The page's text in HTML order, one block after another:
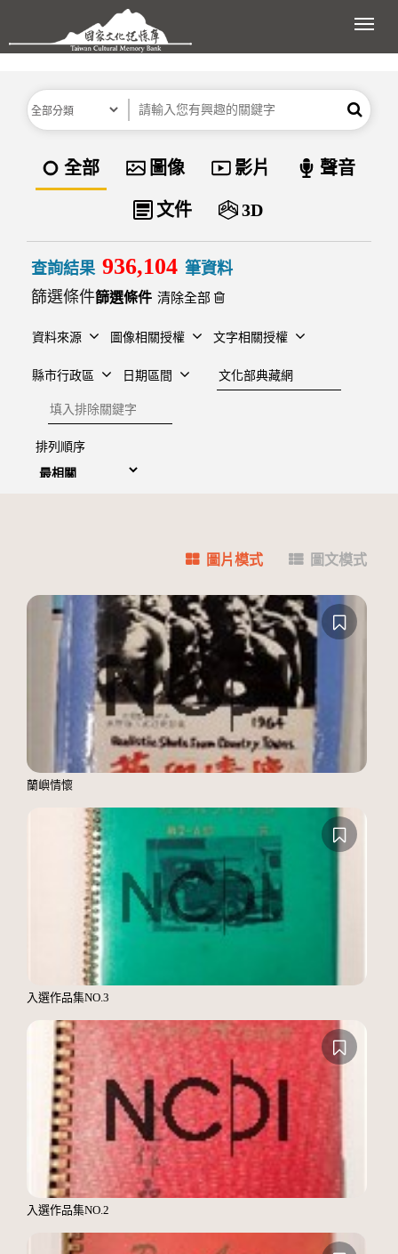
跳到主要內容區塊
展
分類 關鍵字 搜尋
資料類型
全部 圖像 影片 聲音
文件 3D
查詢結果 936,104 筆資料
篩選條件
清除全部
資料來源 圖像相關授權 文字相關授權
縣市行政區 日期區間
建檔單位
排除關鍵字
排列順序
圖片模式 圖文模式
蘭嶼情懷
入選作品集NO.3
入選作品集NO.2